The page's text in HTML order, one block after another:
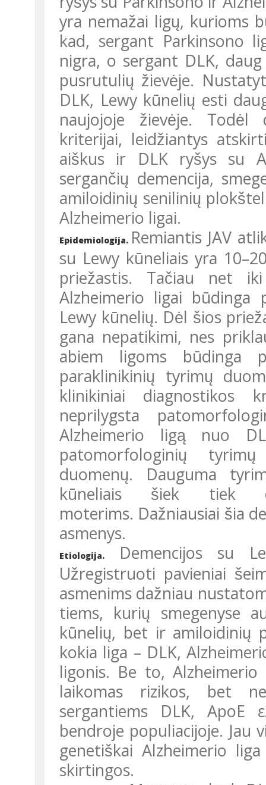
yra nemažai ligų, kurioms
kad, sergant Parkinsono
nigra, o sergant DLK,
pusrutulių žievėje.
DLK, Lewy kūnelių esti
naujojoje žievėje. Todėl
kriterijai, leidžiantys
aiškus ir DLK ryšys su
sergančių demencija,
amiloidinių senilinių
Alzheimerio ligai.
Epidemiologija. Remiantis JAV
su Lewy kūneliais yra
priežastis. Tačiau net
Alzheimerio ligai būdinga
Lewy kūnelių. Dėl šios
gana nepatikimi, nes
abiem ligoms būdinga
paraklinikinių tyrimų
klinikiniai diagnostikos
neprilygsta
Alzheimerio ligą nuo
patomorfologinių
duomenų. Dauguma
kūneliais šiek tiek
moterims. Dažniausiai šia
asmenys.
Etiologija.
Demencijos su
Užregistruoti pavieniai
asmenims dažniau
tiems, kurių smegenyse
kūnelių, bet ir amiloidinių
kokia liga – DLK,
ligonis. Be to,
laikomas rizikos, bet
sergantiems DLK, ApoE
bendroje populiacijoje. Jau
genetiškai Alzheimerio
skirtingos.